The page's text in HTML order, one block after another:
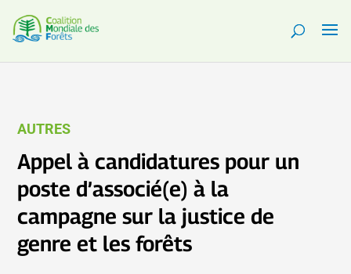
AUTRES
Appel à candidatures pour un
poste d’associé(e) à la
campagne sur la justice de
genre et les forêts